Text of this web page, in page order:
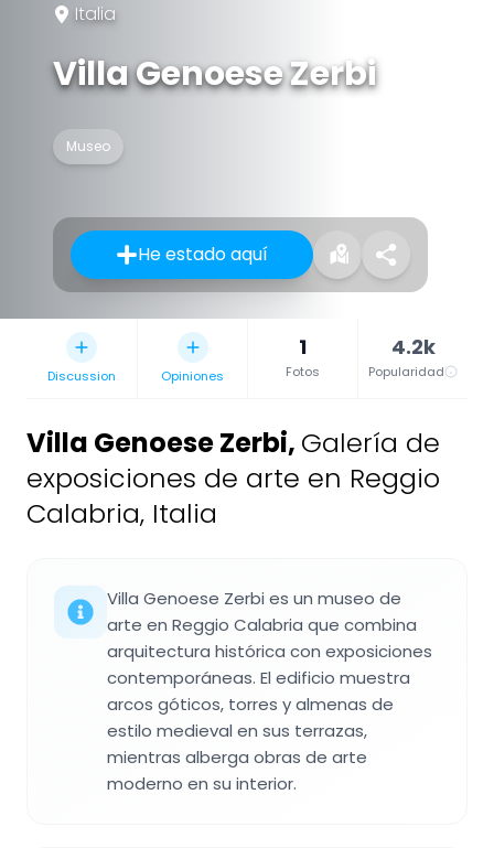
Italia
Villa Genoese Zerbi
Museo
He estado aquí
Discussion Opiniones
1
Fotos
4.2k
Popularidad
Villa Genoese Zerbi, Galería de
exposiciones de arte en Reggio
Calabria, Italia
Villa Genoese Zerbi es un museo de
arte en Reggio Calabria que combina
arquitectura histórica con exposiciones
contemporáneas. El edificio muestra
arcos góticos, torres y almenas de
estilo medieval en sus terrazas,
mientras alberga obras de arte
moderno en su interior.